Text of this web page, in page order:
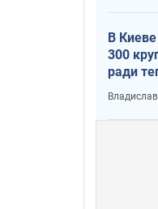
В
300
ради